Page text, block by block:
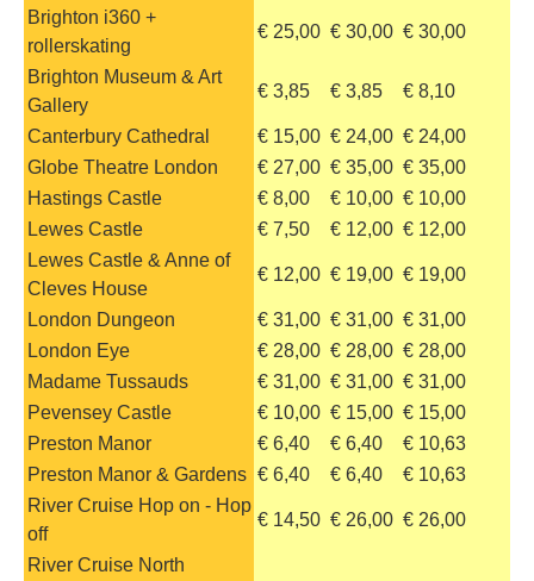
Brighton i360 +
rollerskating
€ 25,00 € 30,00 € 30,00
Brighton Museum & Art
Gallery
€ 3,85 € 3,85 € 8,10
Canterbury Cathedral € 15,00 € 24,00 € 24,00
Globe Theatre London
€ 27,00 € 35,00 € 35,00
Hastings Castle
€ 8,00 € 10,00 € 10,00
Lewes Castle
€ 7,50 € 12,00 € 12,00
Lewes Castle & Anne of
Cleves House
€ 12,00 € 19,00 € 19,00
London Dungeon € 31,00 € 31,00 € 31,00
London Eye
€ 28,00 € 28,00 € 28,00
Madame Tussauds
€ 31,00 € 31,00 € 31,00
Pevensey Castle
€ 10,00 € 15,00 € 15,00
Preston Manor
€ 6,40 € 6,40
€ 10,63
Preston Manor & Gardens € 6,40 € 6,40
€ 10,63
River Cruise Hop on - Hop
off
€ 14,50 € 26,00 € 26,00
River Cruise North